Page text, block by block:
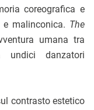
coreografica e
malinconica. The
umana tra
undici danzatori
contrasto estetico